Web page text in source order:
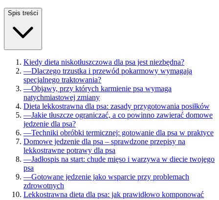
Spis treści
Kiedy dieta niskotłuszczowa dla psa jest niezbędna?
—Dlaczego trzustka i przewód pokarmowy wymagają
specjalnego traktowania?
—Objawy, przy których karmienie psa wymaga
natychmiastowej zmiany
Dieta lekkostrawna dla psa: zasady przygotowania posiłków
—Jakie tłuszcze ograniczać, a co powinno zawierać domowe
jedzenie dla psa?
—Techniki obróbki termicznej: gotowanie dla psa w praktyce
Domowe jedzenie dla psa – sprawdzone przepisy na
lekkostrawne potrawy dla psa
—Jadłospis na start: chude mięso i warzywa w diecie twojego
psa
—Gotowane jedzenie jako wsparcie przy problemach
zdrowotnych
Lekkostrawna dieta dla psa: jak prawidłowo komponować